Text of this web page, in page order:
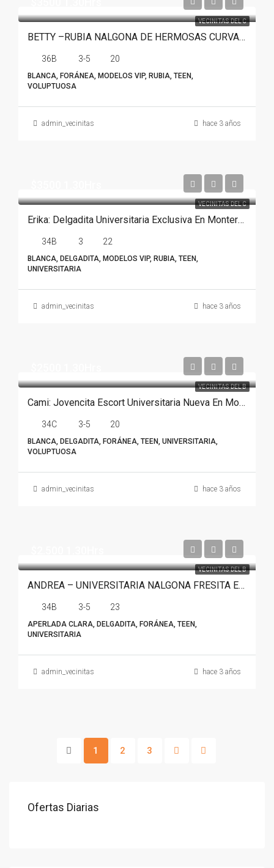
VECINITAS DEL C
BETTY –RUBIA NALGONA DE HERMOSAS CURVAS EN MONTERREY
36B 3-5 20
BLANCA, FORÁNEA, MODELOS VIP, RUBIA, TEEN,
VOLUPTUOSA
admin_vecinitas hace 3 años
VECINITAS DEL C
Erika: Delgadita Universitaria Exclusiva En Monterrey
34B 3 22
BLANCA, DELGADITA, MODELOS VIP, RUBIA, TEEN,
UNIVERSITARIA
admin_vecinitas hace 3 años
VECINITAS DEL B
Cami: Jovencita Escort Universitaria Nueva En Monterrey
34C 3-5 20
BLANCA, DELGADITA, FORÁNEA, TEEN, UNIVERSITARIA,
VOLUPTUOSA
admin_vecinitas hace 3 años
VECINITAS DEL B
ANDREA – UNIVERSITARIA NALGONA FRESITA EN MONTERREY
34B 3-5 23
APERLADA CLARA, DELGADITA, FORÁNEA, TEEN,
UNIVERSITARIA
admin_vecinitas hace 3 años
1 2 3
Ofertas Diarias